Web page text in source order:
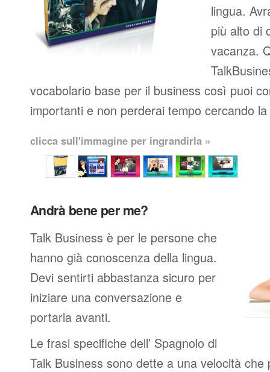
lingua.
più alto di
vacanza.
vocabolario base per il business così puoi
importanti e non perderai tempo cercando
clicca sull'immagine per ingrandirla »
Andrà bene per me?
Talk Business è per le persone che
hanno già conoscenza della lingua.
Devi sentirti abbastanza sicuro per
iniziare una conversazione e
portarla avanti.
Le frasi specifiche dell’ Spagnolo di
Talk Business sono dette a una velocità